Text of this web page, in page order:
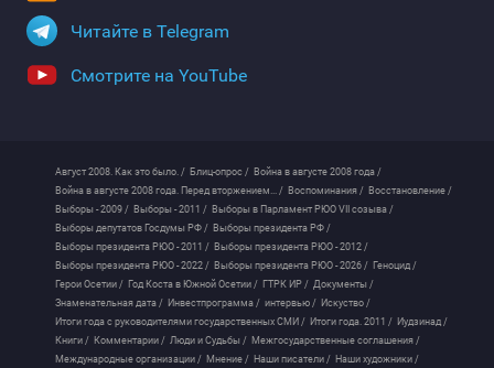
Читайте в Telegram
Смотрите на YouTube
Август 2008. Как это было. / Блиц-опрос / Война в августе 2008 года /
Война в августе 2008 года. Перед вторжением... / Воспоминания / Восстановление /
Выборы - 2009 / Выборы - 2011 / Выборы в Парламент РЮО VII созыва /
Выборы депутатов Госдумы РФ / Выборы президента РФ /
Выборы президента РЮО - 2011 / Выборы президента РЮО - 2012 /
Выборы президента РЮО - 2022 / Выборы президента РЮО - 2026 / Геноцид /
Герои Осетии / Год Коста в Южной Осетии / ГТРК ИР / Документы /
Знаменательная дата / Инвестпрограмма / интервью / Искуство /
Итоги года с руководителями государственных СМИ / Итоги года. 2011 / Иудзинад /
Книги / Комментарии / Люди и Судьбы / Межгосударственные соглашения /
Международные организации / Мнение / Наши писатели / Наши художники /